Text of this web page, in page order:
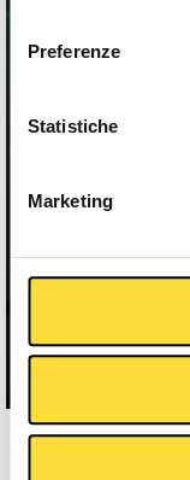
Preferenze
Statistiche
Marketing
Newsletter